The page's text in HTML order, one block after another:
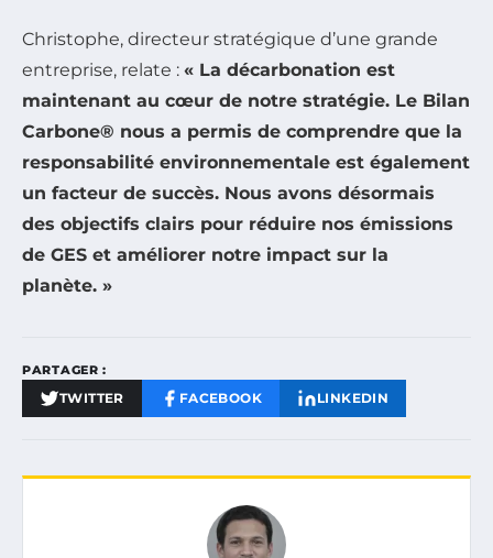
Christophe, directeur stratégique d’une grande
entreprise, relate : « La décarbonation est
maintenant au cœur de notre stratégie. Le Bilan
Carbone® nous a permis de comprendre que la
responsabilité environnementale est également
un facteur de succès. Nous avons désormais
des objectifs clairs pour réduire nos émissions
de GES et améliorer notre impact sur la
planète. »
PARTAGER :
TWITTER FACEBOOK LINKEDIN